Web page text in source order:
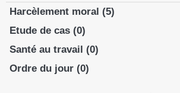
Harcèlement moral (5)
Etude de cas (0)
Santé au travail (0)
Ordre du jour (0)